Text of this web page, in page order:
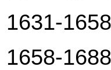
1631-
1658-